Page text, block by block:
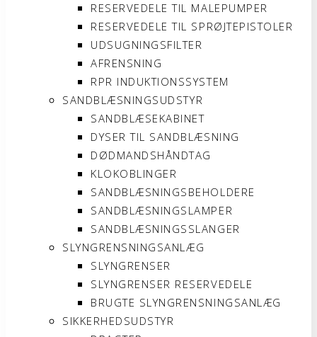
RESERVEDELE TIL MALEPUMPER
RESERVEDELE TIL SPRØJTEPISTOLER
UDSUGNINGSFILTER
AFRENSNING
RPR INDUKTIONSSYSTEM
SANDBLÆSNINGSUDSTYR
SANDBLÆSEKABINET
DYSER TIL SANDBLÆSNING
DØDMANDSHÅNDTAG
KLOKOBLINGER
SANDBLÆSNINGSBEHOLDERE
SANDBLÆSNINGSLAMPER
SANDBLÆSNINGSSLANGER
SLYNGRENSNINGSANLÆG
SLYNGRENSER
SLYNGRENSER RESERVEDELE
BRUGTE SLYNGRENSNINGSANLÆG
SIKKERHEDSUDSTYR